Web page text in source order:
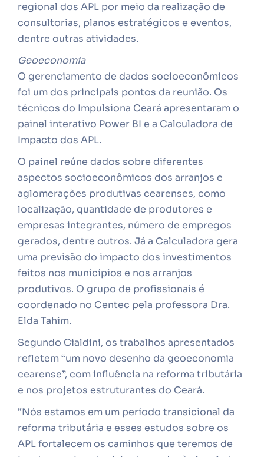
regional dos APL por meio da realização de
consultorias, planos estratégicos e eventos,
dentre outras atividades.
Geoeconomia
O gerenciamento de dados socioeconômicos
foi um dos principais pontos da reunião. Os
técnicos do Impulsiona Ceará apresentaram o
painel interativo Power BI e a Calculadora de
Impacto dos APL.
O painel reúne dados sobre diferentes
aspectos socioeconômicos dos arranjos e
aglomerações produtivas cearenses, como
localização, quantidade de produtores e
empresas integrantes, número de empregos
gerados, dentre outros. Já a Calculadora gera
uma previsão do impacto dos investimentos
feitos nos municípios e nos arranjos
produtivos. O grupo de profissionais é
coordenado no Centec pela professora Dra.
Elda Tahim.
Segundo Cialdini, os trabalhos apresentados
refletem “um novo desenho da geoeconomia
cearense”, com influência na reforma tributária
e nos projetos estruturantes do Ceará.
“Nós estamos em um período transicional da
reforma tributária e esses estudos sobre os
APL fortalecem os caminhos que teremos de